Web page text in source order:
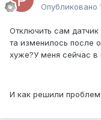
Опубликовано
Отключить сам
та изменилось после
хуже?У меня сейчас в
И как решили